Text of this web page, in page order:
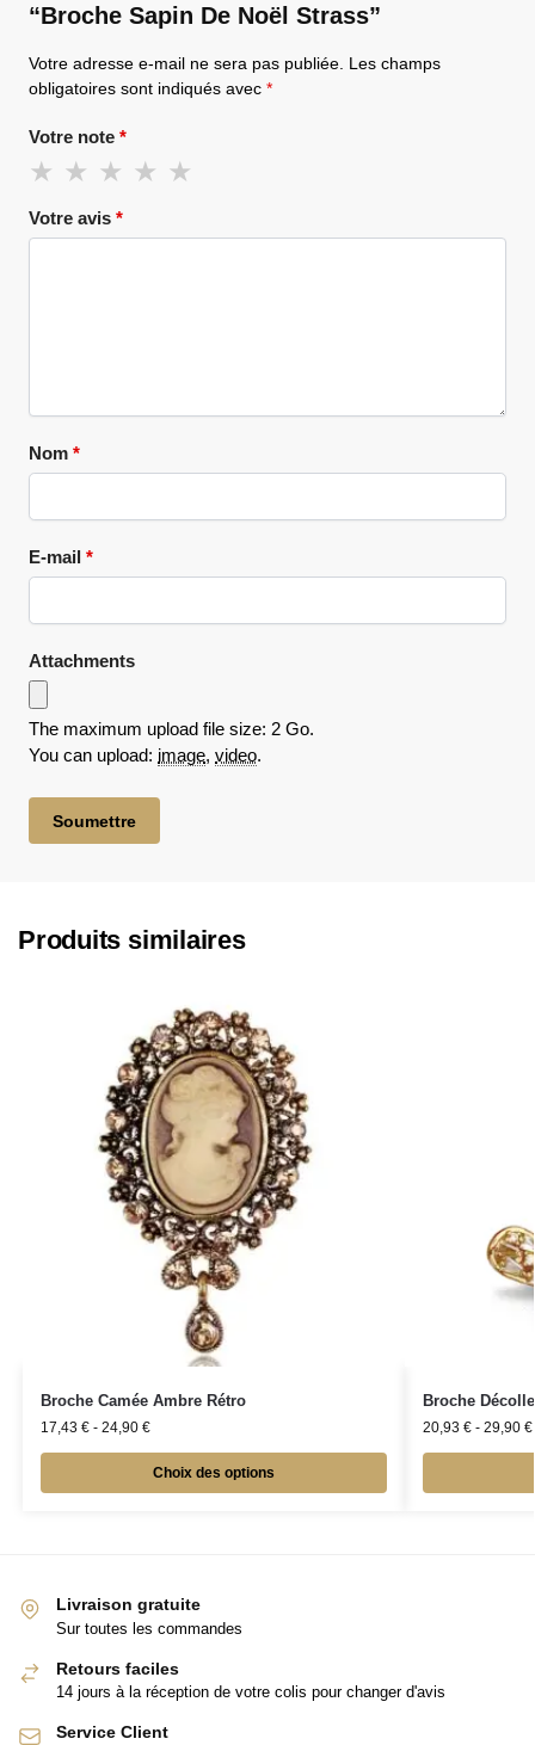
“Broche Sapin De Noël Strass”
Votre adresse e-mail ne sera pas publiée. Les champs
obligatoires sont indiqués avec *
Votre note *
Votre avis *
Nom *
E-mail *
Attachments
The maximum upload file size: 2 Go.
You can upload: image, video.
Produits similaires
Broche Camée Ambre Rétro
17,43 €- 24,90 €
Choix des options
Broche
20,93 €- 29,90 €
Livraison gratuite
Sur toutes les commandes
Retours faciles
14 jours à la réception de votre colis pour changer d'avis
Service Client